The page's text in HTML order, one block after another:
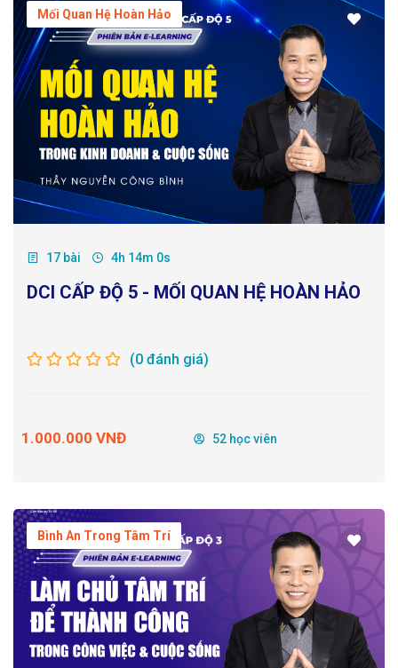
Mối Quan Hệ Hoàn Hảo
17 bài 4h 14m 0s
DCI CẤP ĐỘ 5 - MỐI QUAN HỆ HOÀN HẢO
(0 đánh giá)
1.000.000 VNĐ 52 học viên
Bình An Trong Tâm Trí